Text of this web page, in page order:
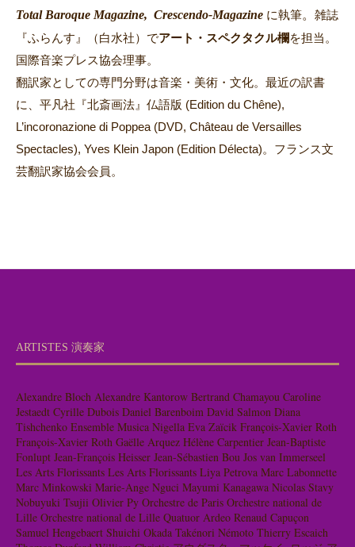
Total Baroque Magazine, Crescendo-Magazine に執筆。 雑誌
『ふらんす』（白水社）でアート・スペクタクル欄を担当。
国際音楽プレス協会理事。
翻訳家としての専門分野は音楽・美術・文化。最近の訳書
に、平凡社『北斎画法』仏語版 (Edition du Chêne),
L’incoronazione di Poppea (DVD, Château de Versailles
Spectacles), Yves Klein Japon (Edition Délecta)。フランス文
芸翻訳家協会会員。
ARTISTES 演奏家
Alexandre Bloch Alexandre Kantorow Bertrand Chamayou Caroline
Jestaedt Cyrille Dubois Daniel Barenboim David Salmon Diana
Tishchenko Ensemble Musica Nigella Eva Zaïcik François-Xavier Roth
François-Xavier Roth Gaëlle Arquez Hélène Carpentier Jean-Baptiste
Fonlupt Jean-François Heisser Jean-Sébastien Bou Jos van Immerseel
Les Arts Florissants Les Arts Florissants Liya Petrova Marc Labonnette
Marc Minkowski Marie-Ange Nguci Mayumi Kanagawa Nicolas Stavy
Nobuyuki Tsujii Olivier Py Orchestre de Paris Orchestre national de
Lille Orchestre national de Lille Quatuor Ardeo Renaud Capuçon
Samuel Hengebaert Shuichi Okada Takénori Némoto Thierry Escaich